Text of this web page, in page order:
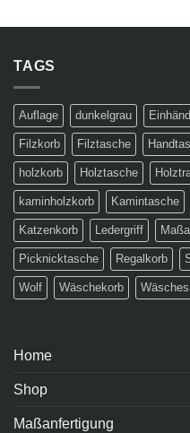
TAGS
Auflage dunkelgrau
Filzkorb Filztasche
holzkorb Holztasche
kaminholzkorb Kamintasche
Katzenkorb Ledergriff
Picknicktasche Regalkorb
Wolf Wäschekorb
Home
Shop
Maßanfertigung